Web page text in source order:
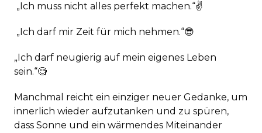
„Ich muss nicht alles perfekt machen.“✌
„Ich darf mir Zeit für mich nehmen.“😎
„Ich darf neugierig auf mein eigenes Leben
sein.“🧐
Manchmal reicht ein einziger neuer Gedanke, um
innerlich wieder aufzutanken und zu spüren,
dass Sonne und ein wärmendes Miteinander